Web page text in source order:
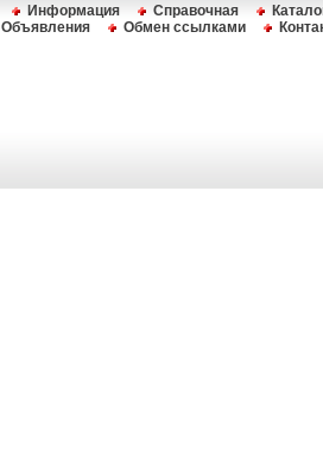
Информация Справочная
Объявления Обмен ссылками